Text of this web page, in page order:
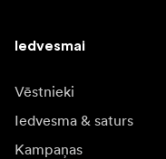
Iedvesmai
Vēstnieki
Iedvesma & saturs
Kampaņas